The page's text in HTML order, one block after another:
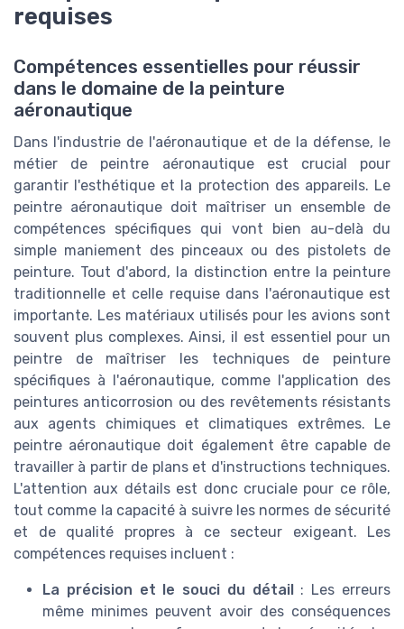
requises
Compétences essentielles pour réussir
dans le domaine de la peinture
aéronautique
Dans l'industrie de l'aéronautique et de la défense, le
métier de peintre aéronautique est crucial pour
garantir l'esthétique et la protection des appareils. Le
peintre aéronautique doit maîtriser un ensemble de
compétences spécifiques qui vont bien au-delà du
simple maniement des pinceaux ou des pistolets de
peinture. Tout d'abord, la distinction entre la peinture
traditionnelle et celle requise dans l'aéronautique est
importante. Les matériaux utilisés pour les avions sont
souvent plus complexes. Ainsi, il est essentiel pour un
peintre de maîtriser les techniques de peinture
spécifiques à l'aéronautique, comme l'application des
peintures anticorrosion ou des revêtements résistants
aux agents chimiques et climatiques extrêmes. Le
peintre aéronautique doit également être capable de
travailler à partir de plans et d'instructions techniques.
L'attention aux détails est donc cruciale pour ce rôle,
tout comme la capacité à suivre les normes de sécurité
et de qualité propres à ce secteur exigeant. Les
compétences requises incluent :
La précision et le souci du détail: Les erreurs
même minimes peuvent avoir des conséquences